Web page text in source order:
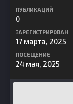
ПУБЛИКАЦИЙ
0
ЗАРЕГИСТРИРОВАН
17 марта, 2025
ПОСЕЩЕНИЕ
24 мая, 2025